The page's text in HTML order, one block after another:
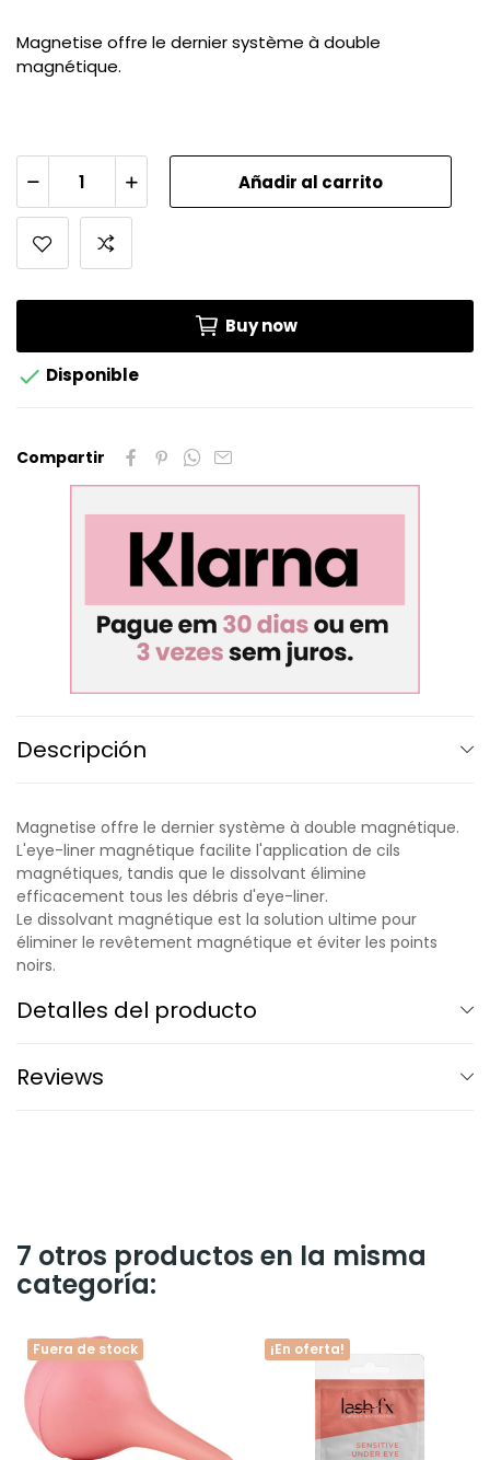
Magnetise offre le dernier système à double
magnétique.
Añadir al carrito
Buy now
 Disponible
Compartir
Descripción
Magnetise offre le dernier système à double magnétique.
L'eye-liner magnétique facilite l'application de cils
magnétiques, tandis que le dissolvant élimine
efficacement tous les débris d'eye-liner.
Le dissolvant magnétique est la solution ultime pour
éliminer le revêtement magnétique et éviter les points
noirs.
Detalles del producto
Reviews
7 otros productos en la misma
categoría:
Fuera de stock ¡En oferta!